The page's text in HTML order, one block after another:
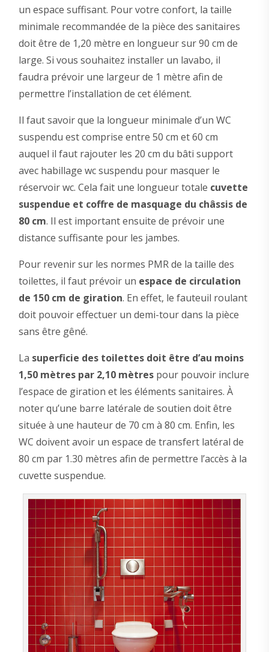
un espace suffisant. Pour votre confort, la taille
minimale recommandée de la pièce des sanitaires
doit être de 1,20 mètre en longueur sur 90 cm de
large. Si vous souhaitez installer un lavabo, il
faudra prévoir une largeur de 1 mètre afin de
permettre l’installation de cet élément.
Il faut savoir que la longueur minimale d’un WC
suspendu est comprise entre 50 cm et 60 cm
auquel il faut rajouter les 20 cm du bâti support
avec habillage wc suspendu pour masquer le
réservoir wc. Cela fait une longueur totale cuvette
suspendue et coffre de masquage du châssis de
80 cm. Il est important ensuite de prévoir une
distance suffisante pour les jambes.
Pour revenir sur les normes PMR de la taille des
toilettes, il faut prévoir un espace de circulation
de 150 cm de giration. En effet, le fauteuil roulant
doit pouvoir effectuer un demi-tour dans la pièce
sans être gêné.
La superficie des toilettes doit être d’au moins
1,50 mètres par 2,10 mètrespour pouvoir inclure
l’espace de giration et les éléments sanitaires. À
noter qu’une barre latérale de soutien doit être
située à une hauteur de 70 cm à 80 cm. Enfin, les
WC doivent avoir un espace de transfert latéral de
80 cm par 1.30 mètres afin de permettre l’accès à la
cuvette suspendue.